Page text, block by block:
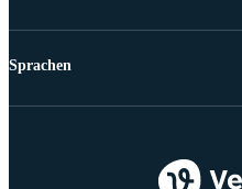
Sprachen